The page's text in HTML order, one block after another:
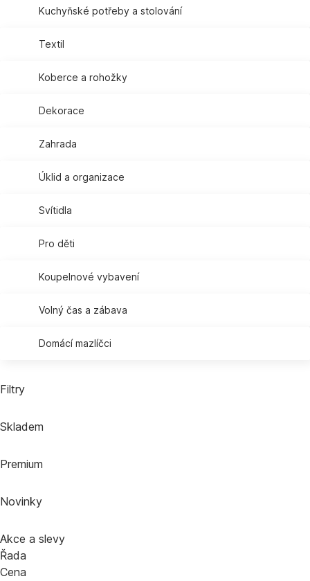
Kuchyňské potřeby a stolování
Textil
Koberce a rohožky
Dekorace
Zahrada
Úklid a organizace
Svítidla
Pro děti
Koupelnové vybavení
Volný čas a zábava
Domácí mazlíčci
Filtry
Skladem
Premium
Novinky
Akce a slevy
Řada
Cena